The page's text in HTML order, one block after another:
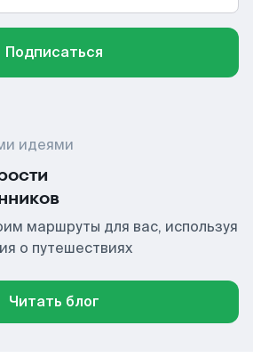
Подписаться
идеями
маршруты для вас, используя
о путешествиях
Читать блог